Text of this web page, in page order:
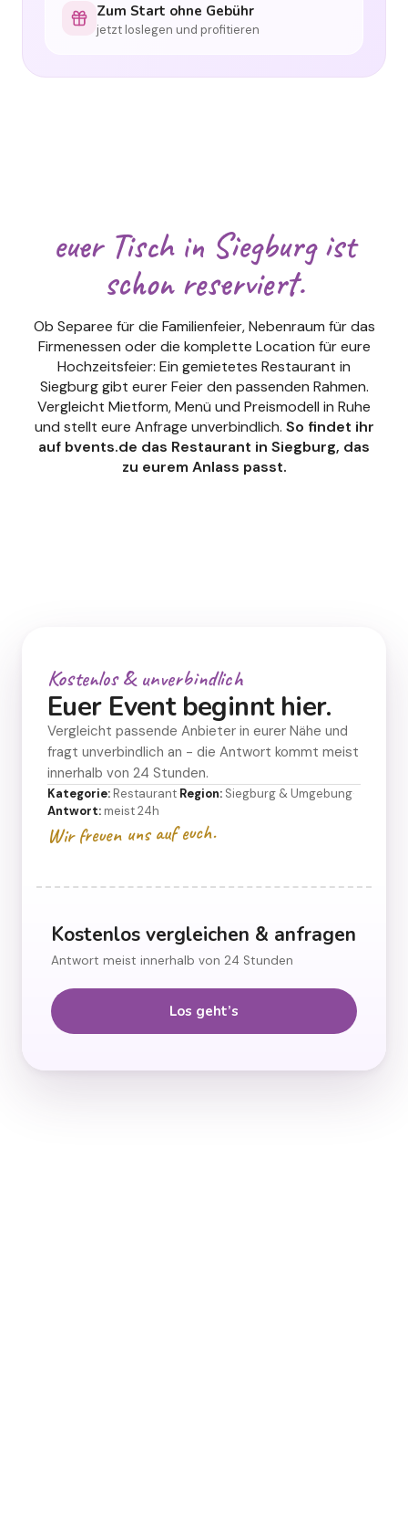
Zum Start ohne Gebühr
jetzt loslegen und profitieren
euer Tisch in Siegburg ist
schon reserviert.
Ob Separee für die Familienfeier, Nebenraum für das
Firmenessen oder die komplette Location für eure
Hochzeitsfeier: Ein gemietetes Restaurant in
Siegburg gibt eurer Feier den passenden Rahmen.
Vergleicht Mietform, Menü und Preismodell in Ruhe
und stellt eure Anfrage unverbindlich. So findet ihr
auf bvents.de das Restaurant in Siegburg, das
zu eurem Anlass passt.
Kostenlos & unverbindlich
Euer Event beginnt hier.
Vergleicht passende Anbieter in eurer Nähe und
fragt unverbindlich an - die Antwort kommt meist
innerhalb von 24 Stunden.
Kategorie: Restaurant·Region: Siegburg & Umgebung·
Antwort: meist 24h
Wir freuen uns auf euch.
Kostenlos vergleichen & anfragen
Antwort meist innerhalb von 24 Stunden
Los geht’s